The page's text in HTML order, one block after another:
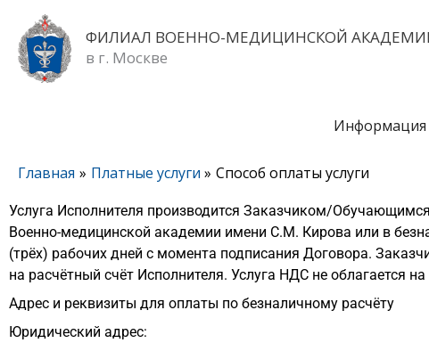
Перейти
содержимому
ФИЛИАЛ ВОЕННО-МЕДИЦИНСКОЙ
в г. Москве
Информация
Главная Платные услуги Способ оплаты услуги
Услуга Исполнителя производится Заказчиком/
Военно-медицинской академии имени С.М. Кирова или в
(трёх) рабочих дней с момента подписания Договора.
на расчётный счёт Исполнителя. Услуга НДС не облагается
Адрес и реквизиты для оплаты по безналичному расчёту
Юридический адрес: